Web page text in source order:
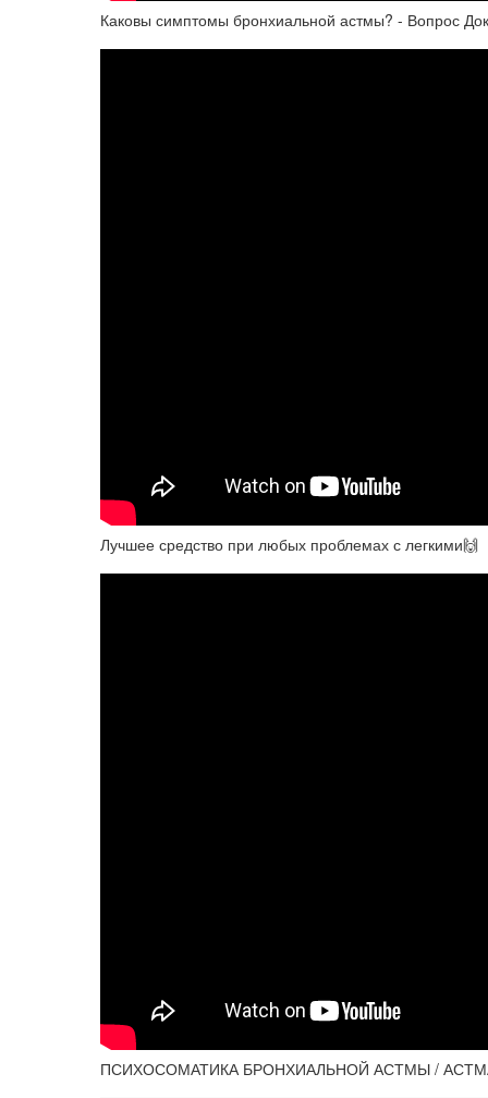
Каковы симптомы бронхиальной астмы? - Вопрос
Лучшее средство при любых проблемах с легкими🙌
ПСИХОСОМАТИКА БРОНХИАЛЬНОЙ АСТМЫ /